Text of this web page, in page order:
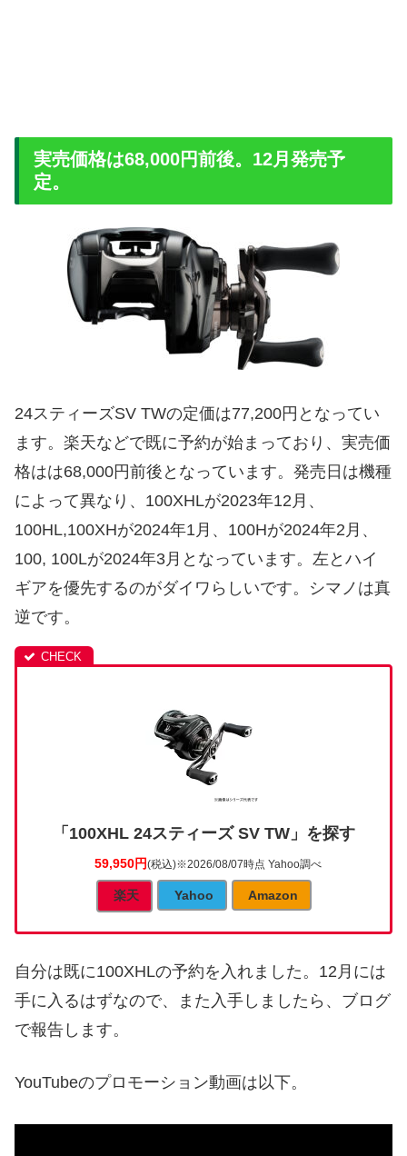
実売価格は68,000円前後。12月発売予
定。
24スティーズSV TWの定価は77,200円となってい
ます。楽天などで既に予約が始まっており、実売価
格はは68,000円前後となっています。発売日は機種
によって異なり、100XHLが2023年12月、
100HL,100XHが2024年1月、100Hが2024年2月、
100, 100Lが2024年3月となっています。左とハイ
ギアを優先するのがダイワらしいです。シマノは真
逆です。
「100XHL 24スティーズ SV TW」を探す
59,950円(税込)※2026/08/07時点 Yahoo調べ
楽天 Yahoo Amazon
自分は既に100XHLの予約を入れました。12月には
手に入るはずなので、また入手しましたら、ブログ
で報告します。
YouTubeのプロモーション動画は以下。